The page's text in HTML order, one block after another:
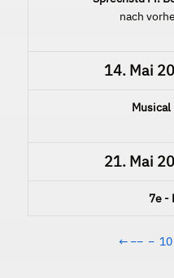
nach
14. Mai
Musical
21. Mai
7e -
← −− − 10